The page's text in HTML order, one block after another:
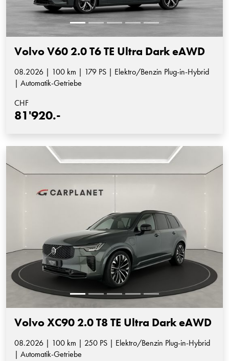
Volvo V60 2.0 T6 TE Ultra Dark eAWD
08.2026 | 100 km | 179 PS | Elektro/Benzin Plug-in-Hybrid
| Automatik-Getriebe
CHF
81'920.-
Volvo XC90 2.0 T8 TE Ultra Dark eAWD
08.2026 | 100 km | 250 PS | Elektro/Benzin Plug-in-Hybrid
| Automatik-Getriebe